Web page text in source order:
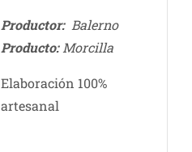
Productor: Balerno
Producto:Morcilla
Elaboración 100%
artesanal